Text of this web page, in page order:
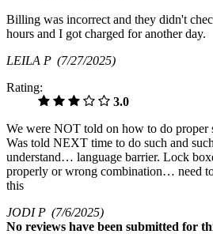
Billing was incorrect and they didn't
hours and I got charged for another day.
LEILA P (7/27/2025)
Rating:
3.0
We were NOT told on how to do proper
Was told NEXT time to do such and
understand… language barrier. Lock
properly or wrong combination… need
this
JODI P (7/6/2025)
No reviews have been submitted for